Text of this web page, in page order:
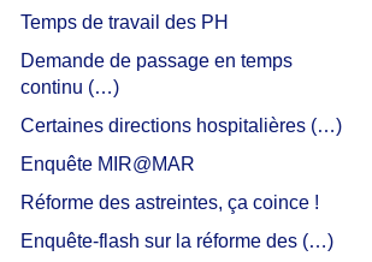
Temps de travail des PH
Demande de passage en temps
continu (…)
Certaines directions hospitalières (…)
Enquête MIR@MAR
Réforme des astreintes, ça coince !
Enquête-flash sur la réforme des (…)